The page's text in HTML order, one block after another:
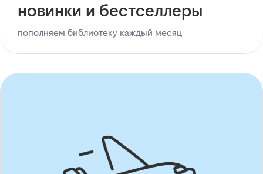
новинки и бестселлеры
пополняем библиотеку каждый месяц